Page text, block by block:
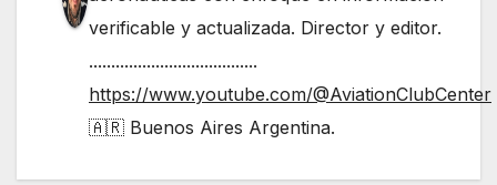
verificable y actualizada. Director y editor.
......................................
https://www.youtube.com/@AviationClubCenter
🇦🇷 Buenos Aires Argentina.